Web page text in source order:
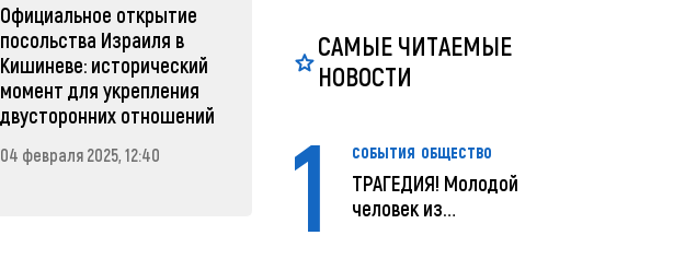
Официальное открытие
посольства Израиля в
Кишиневе: исторический
момент для укрепления
двусторонних отношений
04 февраля 2025, 12:40
радикальной
реструктуризации армии
САМЫЕ ЧИТАЕМЫЕ
НОВОСТИ
1 СОБЫТИЯ ОБЩЕСТВО
ТРАГЕДИЯ! Молодой
человек из